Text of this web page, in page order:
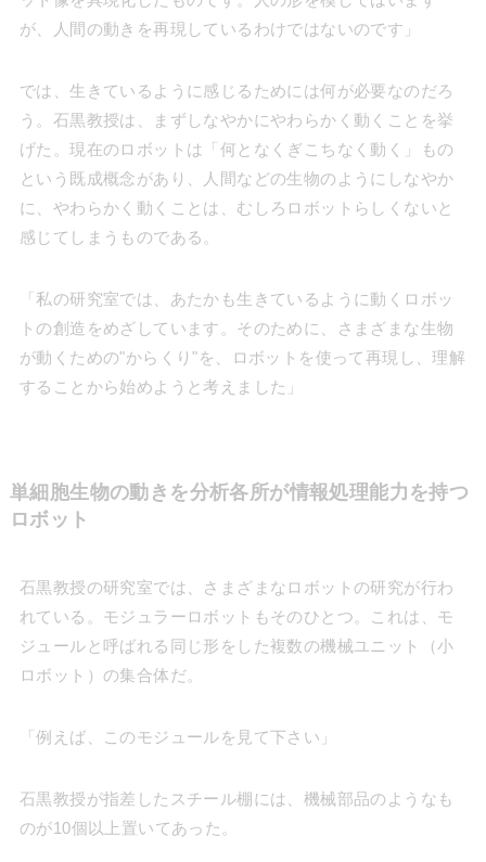
が、人間の動きを再現しているわけではないのです」
では、生きているように感じるためには何が必要なのだろ
う。石黒教授は、まずしなやかにやわらかく動くことを挙
げた。現在のロボットは「何となくぎこちなく動く」もの
という既成概念があり、人間などの生物のようにしなやか
に、やわらかく動くことは、むしろロボットらしくないと
感じてしまうものである。
「私の研究室では、あたかも生きているように動くロボッ
トの創造をめざしています。そのために、さまざまな生物
が動くための"からくり"を、ロボットを使って再現し、理解
することから始めようと考えました」
単細胞生物の動きを分析各所が情報処理能力を持つ
ロボット
石黒教授の研究室では、さまざまなロボットの研究が行わ
れている。モジュラーロボットもそのひとつ。これは、モ
ジュールと呼ばれる同じ形をした複数の機械ユニット（小
ロボット）の集合体だ。
「例えば、このモジュールを見て下さい」
石黒教授が指差したスチール棚には、機械部品のようなも
のが10個以上置いてあった。